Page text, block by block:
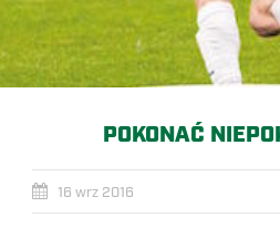
POKONAĆ
16 wrz 2016